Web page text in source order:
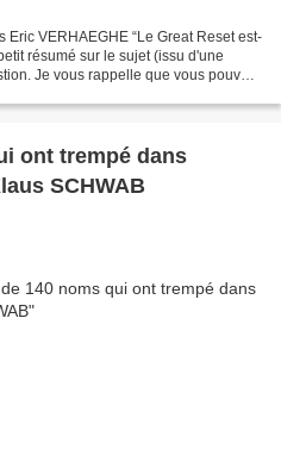
VERHAEGHE “Le Great Reset est-
résumé sur le sujet (issu d'une
Je vous rappelle que vous pouvez
ont trempé dans
SCHWAB